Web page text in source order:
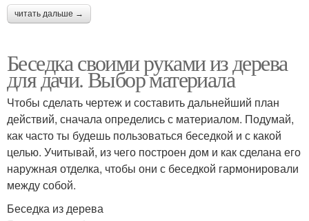
читать дальше →
Беседка своими руками из дерева
для дачи. Выбор материала
Чтобы сделать чертеж и составить дальнейший план
действий, сначала определись с материалом. Подумай,
как часто ты будешь пользоваться беседкой и с какой
целью. Учитывай, из чего построен дом и как сделана его
наружная отделка, чтобы они с беседкой гармонировали
между собой.
Беседка из дерева